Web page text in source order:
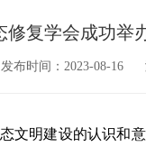
修复学会成功举
发布时间：2023-08-16
文明建设的认识和